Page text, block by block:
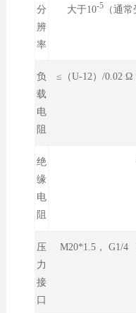
分
辨
率
大于10-5（通常
负
载
电
阻
≤（U-12）/0.02
绝
缘
电
阻
压
力
接
口
M20*1.5， G1/4